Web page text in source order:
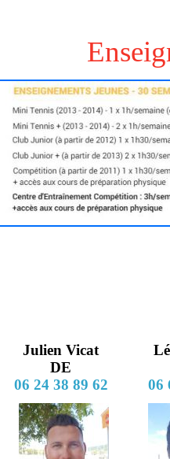
06
Julien Vicat
DE
06 24 38 89 62